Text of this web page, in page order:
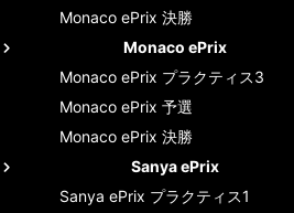
Monaco ePrix 決勝
Monaco ePrix
Monaco ePrix プラクティス3
Monaco ePrix 予選
Monaco ePrix 決勝
Sanya ePrix
Sanya ePrix プラクティス1